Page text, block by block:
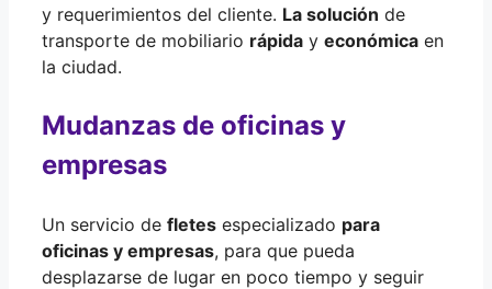
y requerimientos del cliente. La solución de
transporte de mobiliario rápida y económica en
la ciudad.
Mudanzas de oficinas y
empresas
Un servicio de fletes especializado para
oficinas y empresas, para que pueda
desplazarse de lugar en poco tiempo y seguir